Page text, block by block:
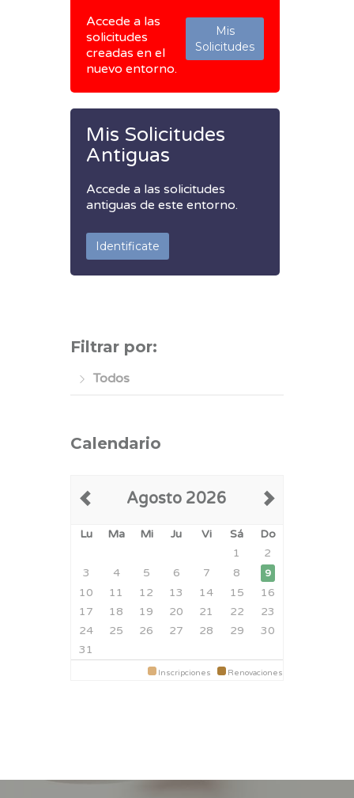
Accede a las
solicitudes
creadas en el
nuevo entorno.
Mis
Solicitudes
Mis Solicitudes
Antiguas
Accede a las solicitudes
antiguas de este entorno.
Identificate
Filtrar por:
Todos
Calendario
Agosto 2026
Lu Ma Mi Ju Vi Sá
Do
1
2
3
4 5 6 7 8 9
10 11 12 13 14 15
16
17
18 19 20 21 22
23
24
25 26 27 28 29
30
31
Inscripciones Renovaciones